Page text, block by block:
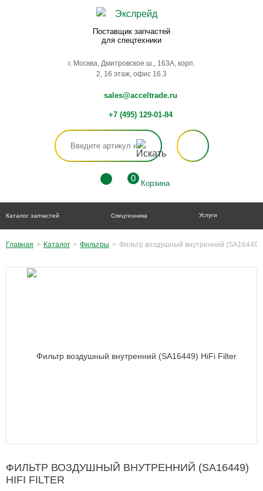
Поставщик запчастей
для спецтехники
г. Москва, Дмитровское ш., 163А, корп.
2, 16 этаж, офис 16.3
sales@acceltrade.ru
+7 (495) 129-01-84
0
Корзина
Каталог запчастей Спецтехника Услуги
Главная > Каталог > Фильтры > Фильтр воздушный внутренний (SA16449)
ФИЛЬТР ВОЗДУШНЫЙ ВНУТРЕННИЙ (SA16449)
HIFI FILTER